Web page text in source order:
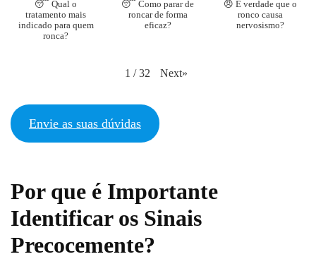
😴 Qual o
tratamento mais
indicado para quem
ronca?
😴 Como parar de
roncar de forma
eficaz?
😠 É verdade que o
ronco causa
nervosismo?
1 / 32 Next»
Envie as suas dúvidas
Por que é Importante
Identificar os Sinais
Precocemente?